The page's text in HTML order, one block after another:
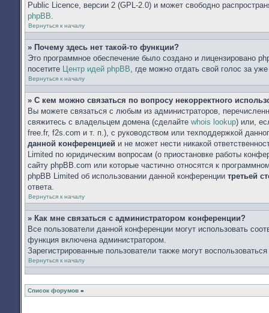
Public Licence, версии 2 (GPL-2.0) и может свободно
phpBB.
Вернуться к началу
» Почему здесь нет такой-то функции?
Это программное обеспечение было создано и лицензировано
посетите Центр идей phpBB, где можно отдать свой голос за
Вернуться к началу
» С кем можно связаться по вопросу некорректного
Вы можете связаться с любым из администраторов,
свяжитесь с владельцем домена (сделайте whois lookup) или,
free.fr, f2s.com и т. п.), с руководством или техподдержкой
данной конференцией и не может нести никакой
Limited по юридическим вопросам (о приостановке работы
сайту phpBB.com или которые частично относятся к
phpBB Limited об использовании данной конференции третьей
ответа.
Вернуться к началу
» Как мне связаться с администратором конференции?
Все пользователи данной конференции могут использовать
функция включена администратором.
Зарегистрированные пользователи также могут
Вернуться к началу
Список форумов »